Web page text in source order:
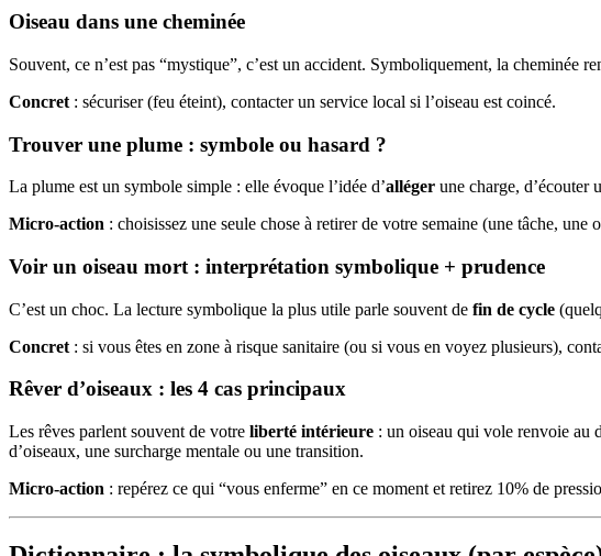
Oiseau dans une cheminée
Souvent, ce n’est pas “mystique”, c’est un accident. Symboliquement, la cheminée
Concret : sécuriser (feu éteint), contacter un service local si l’oiseau est coincé.
Trouver une plume : symbole ou hasard ?
La plume est un symbole simple : elle évoque l’idée d’alléger une charge, d’écouter
Micro-action : choisissez une seule chose à retirer de votre semaine (une tâche,
Voir un oiseau mort : interprétation symbolique + prudence
C’est un choc. La lecture symbolique la plus utile parle souvent de fin de cycle
Concret : si vous êtes en zone à risque sanitaire (ou si vous en voyez plusieurs),
Rêver d’oiseaux : les 4 cas principaux
Les rêves parlent souvent de votre liberté intérieure : un oiseau qui vole renvoie au
d’oiseaux, une surcharge mentale ou une transition.
Micro-action : repérez ce qui “vous enferme” en ce moment et retirez 10% de